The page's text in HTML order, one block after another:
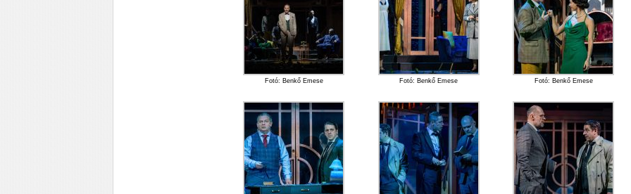
Fotó: Benkő Emese Fotó: Benkő Emese Fotó: Benkő Emese